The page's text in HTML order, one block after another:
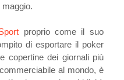
proprio come il suo
di esportare il poker
copertine dei giornali più
al mondo, è